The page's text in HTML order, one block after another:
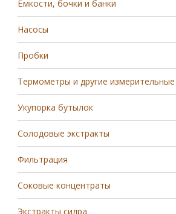
Ёмкости, бочки и банки
Насосы
Пробки
Термометры и другие
Укупорка бутылок
Солодовые экстракты
Фильтрация
Соковые концентраты
Экстракты сидра